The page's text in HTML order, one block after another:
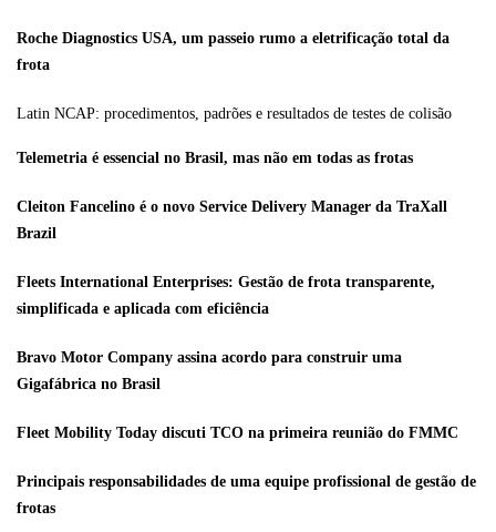
Roche Diagnostics USA, um passeio rumo a eletrificação total da
frota
Latin NCAP: procedimentos, padrões e resultados de testes de colisão
Telemetria é essencial no Brasil, mas não em todas as frotas
Cleiton Fancelino é o novo Service Delivery Manager da TraXall
Brazil
Fleets International Enterprises: Gestão de frota transparente,
simplificada e aplicada com eficiência
Bravo Motor Company assina acordo para construir uma
Gigafábrica no Brasil
Fleet Mobility Today discuti TCO na primeira reunião do FMMC
Principais responsabilidades de uma equipe profissional de gestão de
frotas